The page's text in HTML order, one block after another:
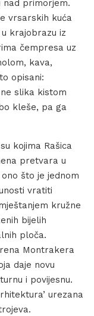
nad primorjem.
vrsarskih kuća
krajobrazu iz
čempresa uz
kava,
opisani:
slika kistom
kleše, pa ga
kojima Rašica
pretvara u
što je jednom
vratiti
kružne
bijelih
ploča.
Montrakera
daje novu
i povijesnu.
urezana